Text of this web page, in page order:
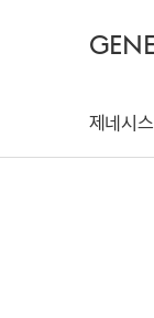
제네시